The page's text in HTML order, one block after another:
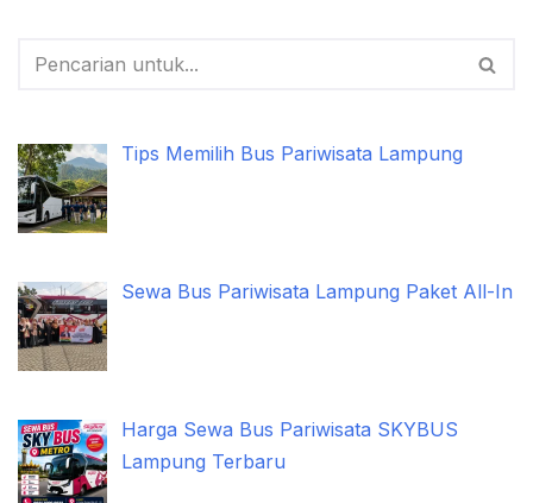
Tips Memilih Bus Pariwisata Lampung
Sewa Bus Pariwisata Lampung Paket All-In
Harga Sewa Bus Pariwisata SKYBUS
Lampung Terbaru